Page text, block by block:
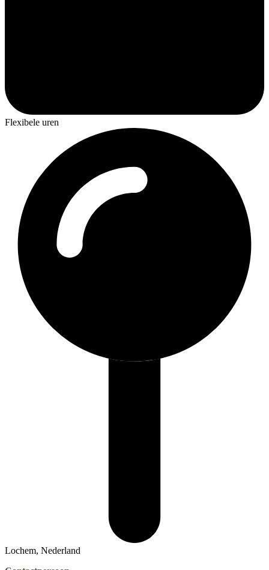
Flexibele uren
Lochem, Nederland